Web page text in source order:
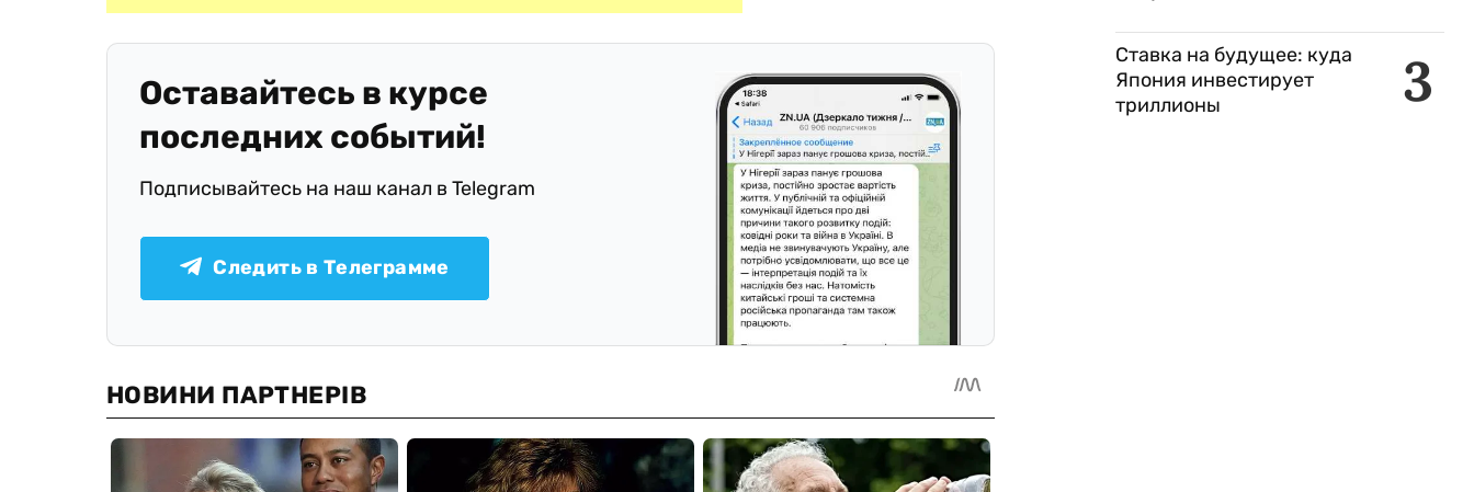
Оставайтесь в курсе
последних событий!
Подписывайтесь на наш канал в Telegram
Следить в Телеграмме
3
Ставка на будущее: куда
Япония инвестирует
триллионы